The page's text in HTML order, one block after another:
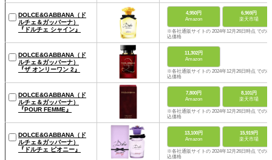
DOLCE&GABBANA（ド
ルチェ＆ガッバーナ）
『ドルチェ シャイン』
4,950円
Amazon
6,969円
楽天市場
※各社通販サイトの 2024年12月26日時点 での税
込価格
DOLCE&GABBANA（ド
ルチェ＆ガッバーナ）
『ザ オンリーワン 2』
11,302円
Amazon
※各社通販サイトの 2024年12月26日時点 での税
込価格
DOLCE&GABBANA（ド
ルチェ＆ガッバーナ）
『POUR FEMME』
7,800円
Amazon
8,101円
楽天市場
※各社通販サイトの 2024年12月26日時点 での税
込価格
DOLCE&GABBANA（ド
ルチェ＆ガッバーナ）
『ドルチェ ピオニー』
13,100円
Amazon
15,919円
楽天市場
※各社通販サイトの 2024年12月26日時点 での税
込価格